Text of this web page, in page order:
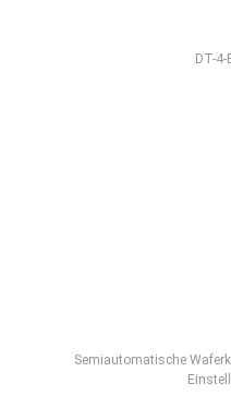
DT-
Semiautomatische